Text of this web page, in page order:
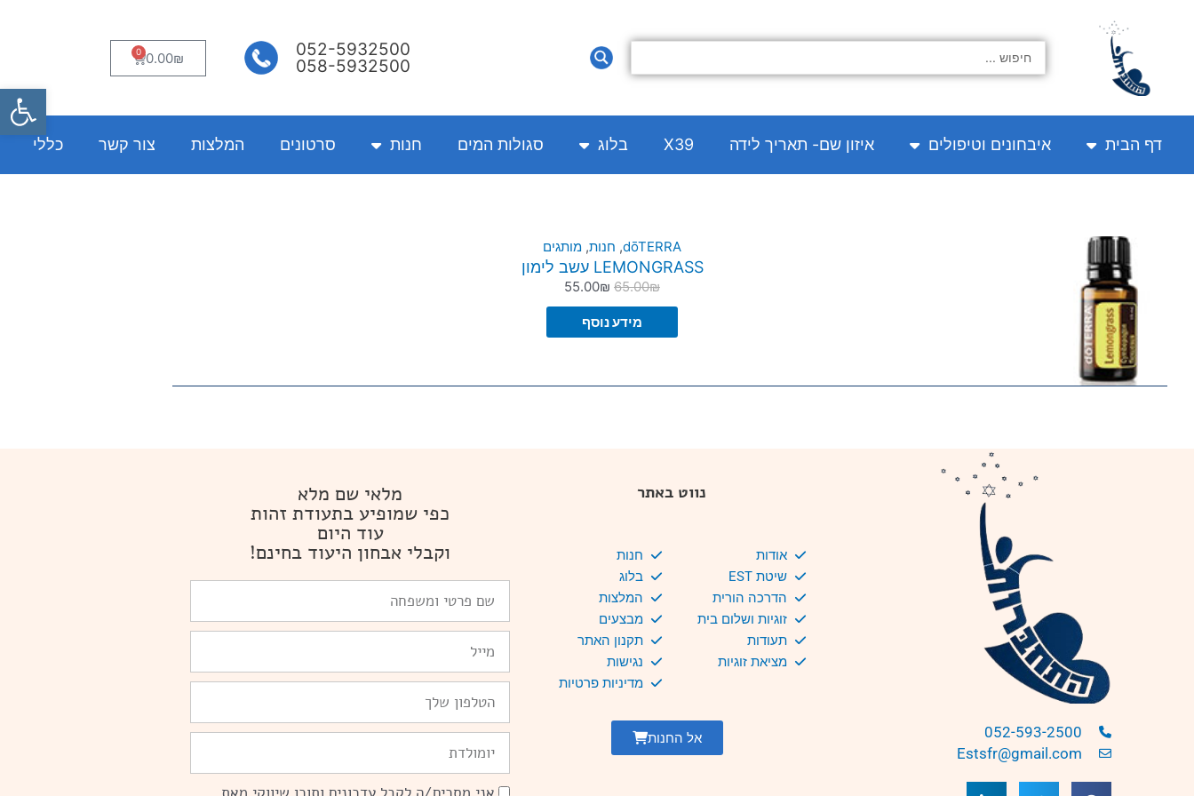
...
052-5932500
058-5932500
0.00₪
0
עגלת
קניות
דף הבית איבחונים וטיפולים איזון שם- תאריך לידה X39 בלוג סגולות המים חנות סרטונים המלצות צור קשר כללי
dōTERRA
, חנות, מותגים
LEMONGRASS עשב לימון
65.00₪
המחיר
המקורי
היה:
65.00₪.
55.00₪
המחיר
הנוכחי
55.00₪.
מידע נוסף
052-593-2500
Estsfr@gmail.com
נווט באתר
אודות
שיטת EST
הדרכה הורית
זוגיות ושלום בית
תעודות
מציאת זוגיות
חנות
בלוג
המלצות
מבצעים
תקנון האתר
נגישות
מדיניות פרטיות
אל החנות
מלאי שם מלא
כפי שמופיע בתעודת זהות
עוד היום
וקבלי אבחון היעוד בחינם!
פרטי
ומשפחה
הסכמה